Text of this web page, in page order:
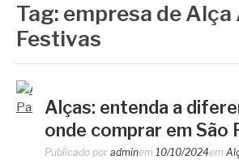
Tag: empresa de Alça
Festivas
Alças: entenda a
onde comprar em São
Publicado por adminem 10/10/2024em